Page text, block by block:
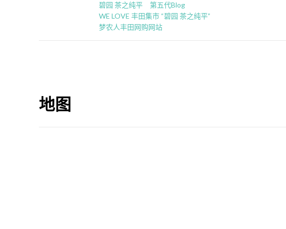
碧园 茶之纯平 第五代Blog
WE LOVE 丰田集市 “碧园 茶之纯平”
梦农人丰田网购网站
地图